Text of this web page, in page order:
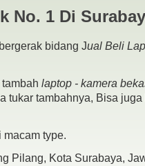
No. 1 Di
bidang Jual Beli
laptop - kamera
tukar tambahnya, Bisa
type.
Pilang, Kota Surabaya,